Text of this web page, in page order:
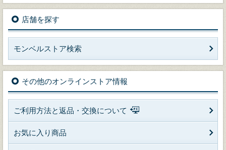
店舗を探す
モンベルストア検索
その他のオンラインストア情報
ご利用方法と返品・交換について
お気に入り商品